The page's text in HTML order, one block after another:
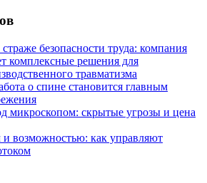
безопасности труда: компания
комплексные решения для
травматизма
о спине становится главным
микроскопом: скрытые угрозы и цена
и возможностью: как управляют